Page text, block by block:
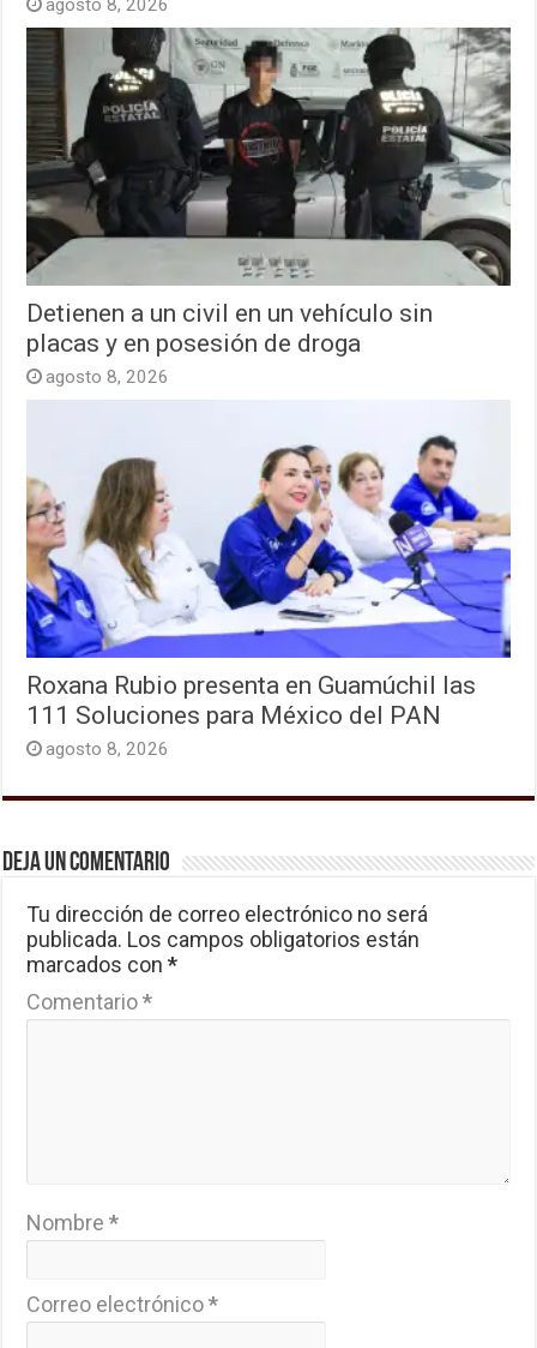
agosto 8, 2026
Detienen a un civil en un vehículo sin
placas y en posesión de droga
agosto 8, 2026
Roxana Rubio presenta en Guamúchil las
111 Soluciones para México del PAN
agosto 8, 2026
Deja un comentario
Tu dirección de correo electrónico no será
publicada. Los campos obligatorios están
marcados con*
Comentario*
Nombre*
Correo electrónico*